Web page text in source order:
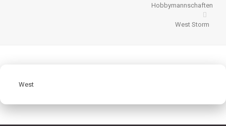
Hobbymannschaften
West Storm
West